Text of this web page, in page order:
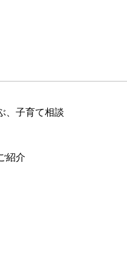
、子育て相談
紹介